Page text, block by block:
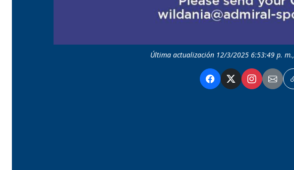
Última actualización 12/3/2025 6:53:49 p. m.,